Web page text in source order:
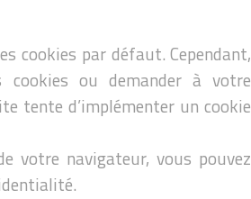
cookies par défaut. Cependant,
cookies ou demander à votre
tente d’implémenter un cookie
votre navigateur, vous pouvez